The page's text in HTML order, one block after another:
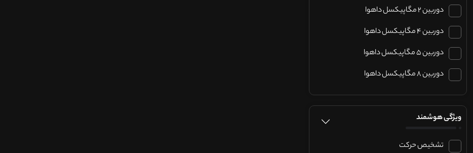
دوربین 2 مگاپیکسل داهوا
دوربین 4 مگاپیکسل داهوا
دوربین 5 مگاپیکسل داهوا
دوربین 8 مگاپیکسل داهوا
ویژگی هوشمند
تشخیص حرکت